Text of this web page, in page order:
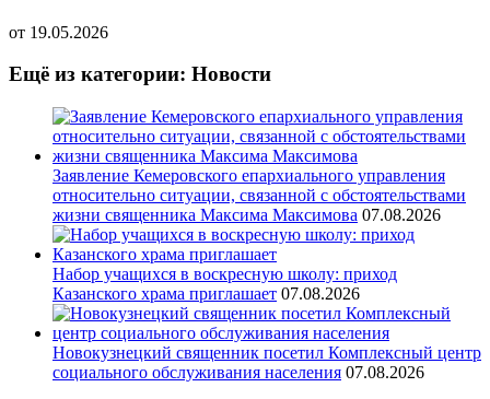
от 19.05.2026
Ещё из категории: Новости
Заявление Кемеровского епархиального управления
относительно ситуации, связанной с обстоятельствами
жизни священника Максима Максимова 07.08.2026
Набор учащихся в воскресную школу: приход
Казанского храма приглашает 07.08.2026
Новокузнецкий священник посетил Комплексный центр
социального обслуживания населения 07.08.2026